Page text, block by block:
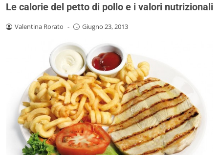
Le calorie del petto di pollo e i valori nutrizionali
Valentina Rorato - Giugno 23, 2013